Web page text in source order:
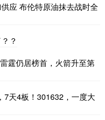
应 布伦特原油抹去战时全
？
霆仍居榜首，火箭升至第
7天4板！301632，一度大